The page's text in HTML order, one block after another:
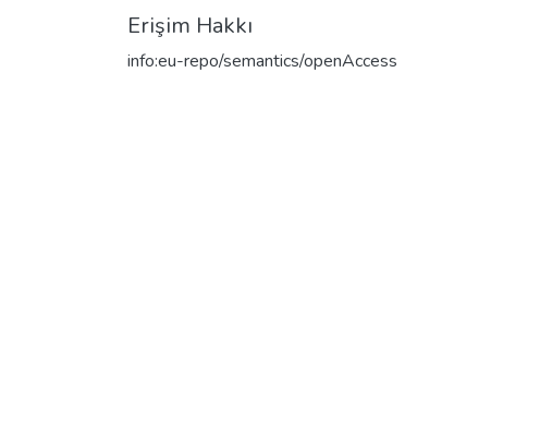
Erişim Hakkı
info:eu-repo/semantics/openAccess